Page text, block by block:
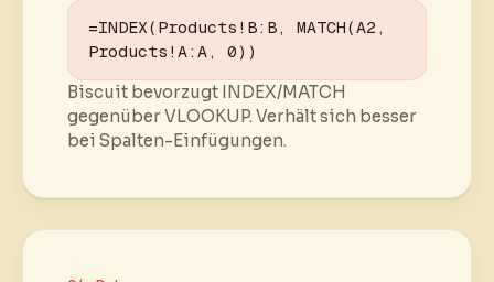
=INDEX(Products!B:B, MATCH(A2,
Products!A:A, 0))
Biscuit bevorzugt INDEX/MATCH
gegenüber VLOOKUP. Verhält sich besser
bei Spalten-Einfügungen.